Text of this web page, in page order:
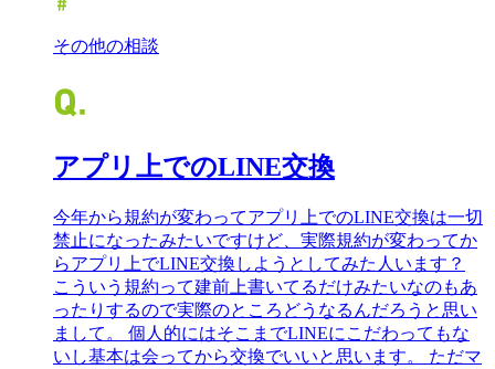
その他の相談
アプリ上でのLINE交換
今年から規約が変わってアプリ上でのLINE交換は一切
禁止になったみたいですけど、実際規約が変わってか
らアプリ上でLINE交換しようとしてみた人います？
こういう規約って建前上書いてるだけみたいなのもあ
ったりするので実際のところどうなるんだろうと思い
まして。 個人的にはそこまでLINEにこだわってもな
いし基本は会ってから交換でいいと思います。 ただマ